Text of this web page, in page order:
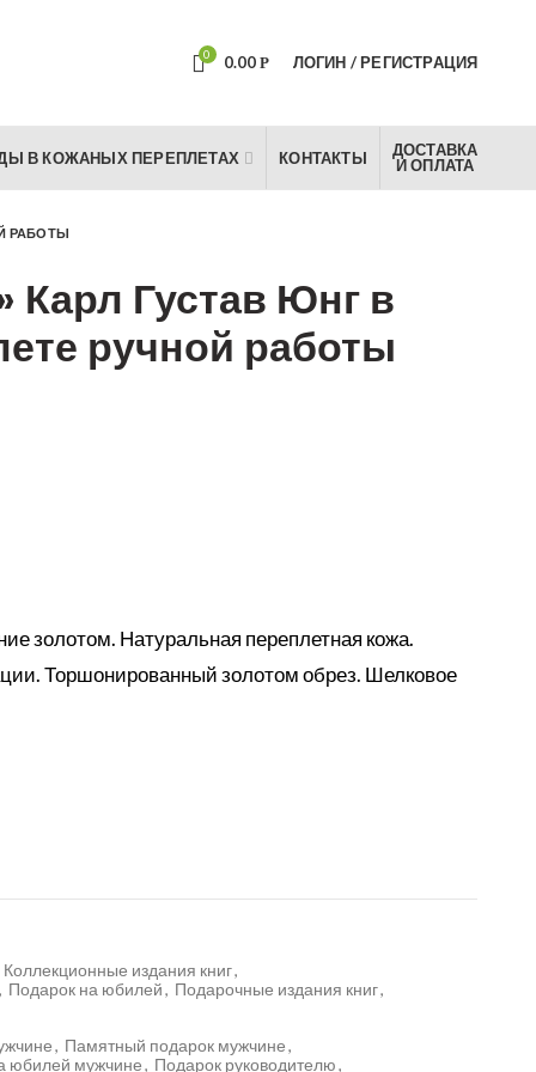
0 0.00 Р ЛОГИН / РЕГИСТРАЦИЯ
В КОЖАНЫХ ПЕРЕПЛЕТАХ КОНТАКТЫ
ДОСТАВКА
И ОПЛАТА
РАБОТЫ
Карл Густав Юнг в
ручной работы
золотом. Натуральная переплетная кожа.
Торшонированный золотом обрез. Шелковое
Коллекционные издания книг,
, Подарок на юбилей, Подарочные издания книг,
, Памятный подарок мужчине,
юбилей мужчине, Подарок руководителю,